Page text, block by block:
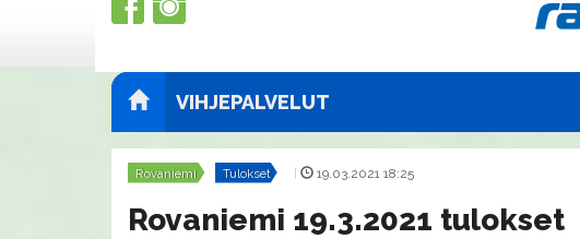
VIHJEPALVELUT
Rovaniemi Tulokset 19.03.2021 18:25
Rovaniemi 19.3.2021 tulokset